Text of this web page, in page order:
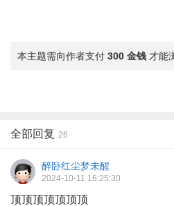
本主题需向作者支付 300 金钱 才能
全部回复 26
醉卧红尘梦未醒
2024-10-11 16:25:30
顶顶顶顶顶顶顶